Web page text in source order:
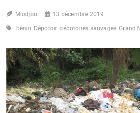
PROPRETÉ
DANS
LES
Miodjou 13 décembre 2019
bénin Dépotoir dépotoires sauvages Grand